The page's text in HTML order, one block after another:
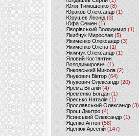
Юлія Тимошенко (8)
Юраков Олександр (1)
Юрушев Леонід (3)
Юфа Семен (1)
Яворівський Володимир (1)
Якибчук Мирослав (5)
Якименко Олександр (3)
Якименко Олена(1)
Якімчук Олександр (1)
Яловий Костянтин
Володимирович (1)
Янковський Микола(2)
Янукович Віктор (64)
Янукович Олександр(20)
Ярема Віталій(4)
Яременко Богдан(1)
Яресько Наталія(1)
Ярославський Олександр (3)
Ярош Дмитро (4)
Ясинський Олександр (1)
Яценко Антон(58)
Яценюк Арсеній (147)